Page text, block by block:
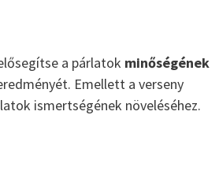
a párlatok minőségének
Emellett a verseny
ismertségének növeléséhez.
17. századból vannak említések. A...